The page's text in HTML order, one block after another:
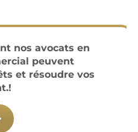
nos avocats en
peuvent
et résoudre vos